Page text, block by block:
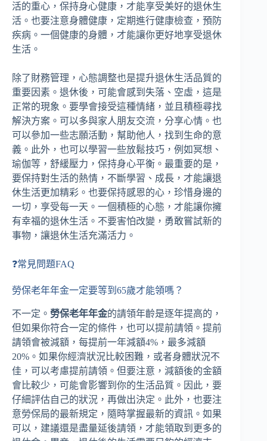
活的重心，保持身心健康，才能享受美好的退休生
活。也要注意身體健康，定期進行健康檢查，預防
疾病。一個健康的身體，才能讓你更好地享受退休
生活。
除了財務管理，心態調整也是提升退休生活品質的
重要因素。退休後，可能會感到失落、空虛，這是
正常的現象。要學會接受這種情緒，並且積極尋找
解決方案。可以多與家人朋友交流，分享心情。也
可以參加一些志願活動，幫助他人，找到生命的意
義。此外，也可以學習一些放鬆技巧，例如冥想、
瑜伽等，舒緩壓力，保持身心平衡。最重要的是，
要保持對生活的熱情，不斷學習、成長，才能讓退
休生活更加精彩。也要保持感恩的心，珍惜身邊的
一切，享受每一天。一個積極的心態，才能讓你擁
有幸福的退休生活。不要害怕改變，勇敢嘗試新的
事物，讓退休生活充滿活力。
❓常見問題FAQ
勞保老年年金一定要等到65歲才能領嗎？
不一定。 勞保老年年金的請領年齡是逐年提高的，
但如果你符合一定的條件，也可以提前請領。提前
請領會被減額，每提前一年減額4%，最多減額
20%。如果你經濟狀況比較困難，或者身體狀況不
佳，可以考慮提前請領。但要注意，減額後的金額
會比較少，可能會影響到你的生活品質。因此，要
仔細評估自己的狀況，再做出決定。此外，也要注
意勞保局的最新規定，隨時掌握最新的資訊。如果
可以，建議還是盡量延後請領，才能領取到更多的